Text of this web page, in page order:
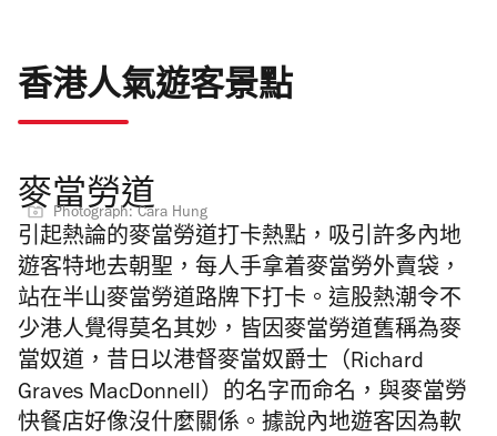
香港人氣遊客景點
麥當勞道
Photograph: Cara Hung
引起熱論的麥當勞道打卡熱點，吸引許多內地
遊客特地去朝聖，每人手拿着麥當勞外賣袋，
站在半山麥當勞道路牌下打卡。這股熱潮令不
少港人覺得莫名其妙，皆因麥當勞道舊稱為麥
當奴道，昔日以港督麥當奴爵士（Richard
Graves MacDonnell）的名字而命名，與麥當勞
快餐店好像沒什麼關係。據說內地遊客因為軟